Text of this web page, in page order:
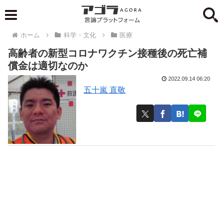
ホーム 科学・文化 医療
高齢者の新型コロナワクチン接種後の死亡補
償金は適切なのか
五十嵐 直敬
2022.09.14 06:20